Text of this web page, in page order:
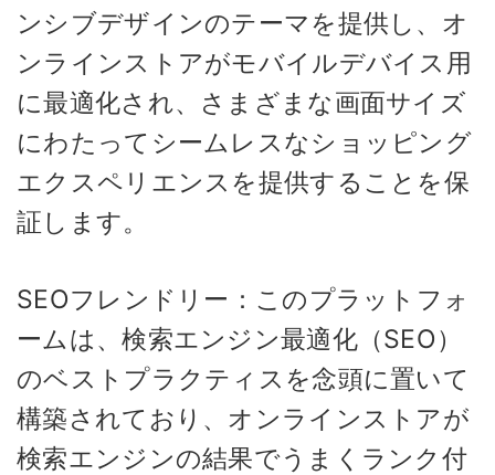
ンシブデザインのテーマを提供し、オ
ンラインストアがモバイルデバイス用
に最適化され、さまざまな画面サイズ
にわたってシームレスなショッピング
エクスペリエンスを提供することを保
証します。
SEOフレンドリー：このプラットフォ
ームは、検索エンジン最適化（SEO）
のベストプラクティスを念頭に置いて
構築されており、オンラインストアが
検索エンジンの結果でうまくランク付